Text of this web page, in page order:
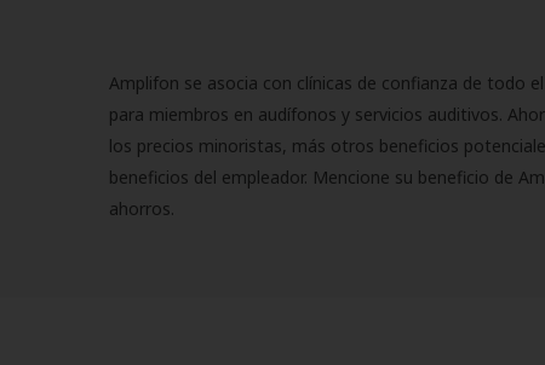
Amplifon se asocia con clínicas de confianza de todo
para miembros en audífonos y servicios auditivos.
los precios minoristas, más otros beneficios
beneficios del empleador. Mencione su beneficio de
ahorros.